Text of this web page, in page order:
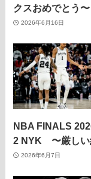
クスおめでとう〜
2026年6月16日
NBA FINALS
2 NYK 〜厳しい
2026年6月7日